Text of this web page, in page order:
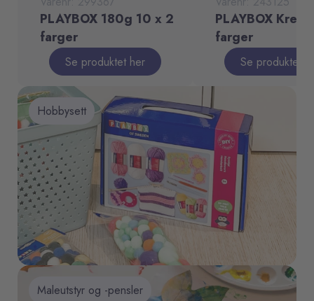
PLAYBOX 180g 10 x 2
farger
Se produktet her
PLAYBOX
farger
Se produktet
Hobbysett
Maleutstyr og -pensler